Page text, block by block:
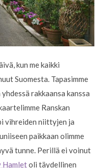
kun me kaikki
Suomesta. Tapasimme
rakkaansa kanssa
Ranskan
vihreiden niittyjen ja
paikkaan olimme
tunne. Perillä ei voinut
Hamletoli täydellinen